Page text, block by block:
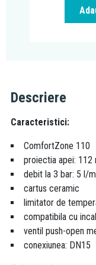
Descriere
Caracteristici:
ComfortZone 110
proiectia apei: 112
debit la 3 bar: 5 l/
cartus ceramic
limitator de
compatibila cu
ventil push-open
conexiunea: DN15